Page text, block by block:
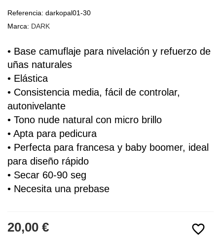
Referencia: darkopal01-30
Marca: DARK
• Base camuflaje para nivelación y refuerzo de
uñas naturales
• Elástica
• Consistencia media, fácil de controlar,
autonivelante
• Tono nude natural con micro brillo
• Apta para pedicura
• Perfecta para francesa y baby boomer, ideal
para diseño rápido
• Secar 60-90 seg
• Necesita una prebase
favorite_border
20,00 €